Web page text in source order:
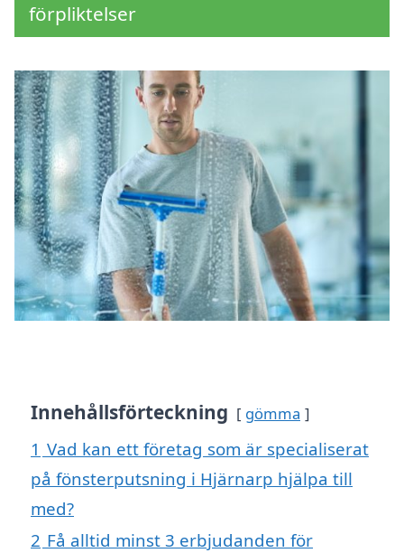
förpliktelser
Innehållsförteckning gömma
1 Vad kan ett företag som är specialiserat
på fönsterputsning i Hjärnarp hjälpa till
med?
2 Få alltid minst 3 erbjudanden för